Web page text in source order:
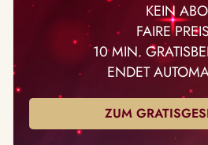
KEIN ABO
FAIRE
10 MIN.
ENDET
ZUM